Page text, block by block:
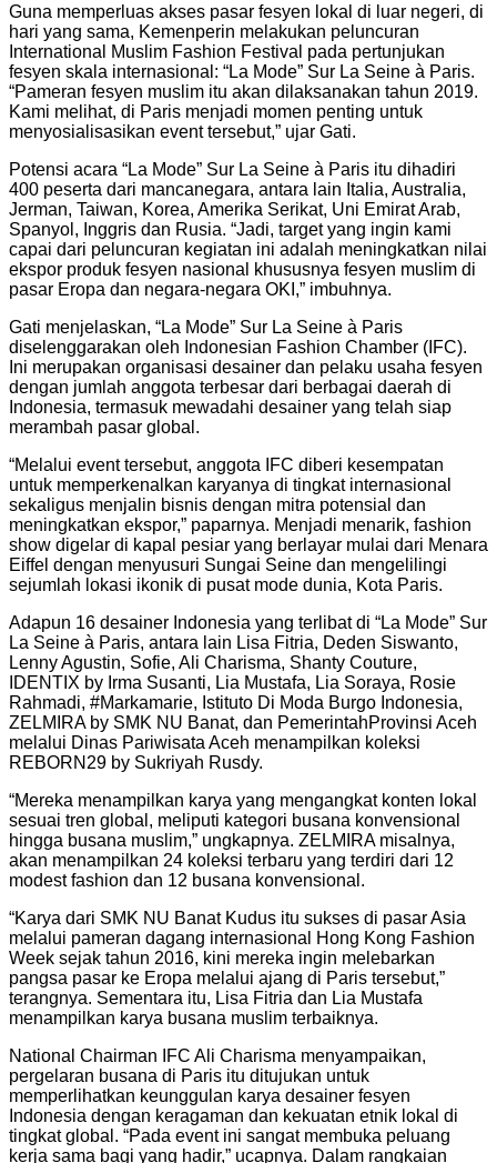
Guna memperluas akses pasar fesyen lokal di luar negeri, di
hari yang sama, Kemenperin melakukan peluncuran
International Muslim Fashion Festival pada pertunjukan
fesyen skala internasional: “La Mode” Sur La Seine à Paris.
“Pameran fesyen muslim itu akan dilaksanakan tahun 2019.
Kami melihat, di Paris menjadi momen penting untuk
menyosialisasikan event tersebut,” ujar Gati.
Potensi acara “La Mode” Sur La Seine à Paris itu dihadiri
400 peserta dari mancanegara, antara lain Italia, Australia,
Jerman, Taiwan, Korea, Amerika Serikat, Uni Emirat Arab,
Spanyol, Inggris dan Rusia. “Jadi, target yang ingin kami
capai dari peluncuran kegiatan ini adalah meningkatkan nilai
ekspor produk fesyen nasional khususnya fesyen muslim di
pasar Eropa dan negara-negara OKI,” imbuhnya.
Gati menjelaskan, “La Mode” Sur La Seine à Paris
diselenggarakan oleh Indonesian Fashion Chamber (IFC).
Ini merupakan organisasi desainer dan pelaku usaha fesyen
dengan jumlah anggota terbesar dari berbagai daerah di
Indonesia, termasuk mewadahi desainer yang telah siap
merambah pasar global.
“Melalui event tersebut, anggota IFC diberi kesempatan
untuk memperkenalkan karyanya di tingkat internasional
sekaligus menjalin bisnis dengan mitra potensial dan
meningkatkan ekspor,” paparnya. Menjadi menarik, fashion
show digelar di kapal pesiar yang berlayar mulai dari Menara
Eiffel dengan menyusuri Sungai Seine dan mengelilingi
sejumlah lokasi ikonik di pusat mode dunia, Kota Paris.
Adapun 16 desainer Indonesia yang terlibat di “La Mode” Sur
La Seine à Paris, antara lain Lisa Fitria, Deden Siswanto,
Lenny Agustin, Sofie, Ali Charisma, Shanty Couture,
IDENTIX by Irma Susanti, Lia Mustafa, Lia Soraya, Rosie
Rahmadi, #Markamarie, Istituto Di Moda Burgo Indonesia,
ZELMIRA by SMK NU Banat, dan PemerintahProvinsi Aceh
melalui Dinas Pariwisata Aceh menampilkan koleksi
REBORN29 by Sukriyah Rusdy.
“Mereka menampilkan karya yang mengangkat konten lokal
sesuai tren global, meliputi kategori busana konvensional
hingga busana muslim,” ungkapnya. ZELMIRA misalnya,
akan menampilkan 24 koleksi terbaru yang terdiri dari 12
modest fashion dan 12 busana konvensional.
“Karya dari SMK NU Banat Kudus itu sukses di pasar Asia
melalui pameran dagang internasional Hong Kong Fashion
Week sejak tahun 2016, kini mereka ingin melebarkan
pangsa pasar ke Eropa melalui ajang di Paris tersebut,”
terangnya. Sementara itu, Lisa Fitria dan Lia Mustafa
menampilkan karya busana muslim terbaiknya.
National Chairman IFC Ali Charisma menyampaikan,
pergelaran busana di Paris itu ditujukan untuk
memperlihatkan keunggulan karya desainer fesyen
Indonesia dengan keragaman dan kekuatan etnik lokal di
tingkat global. “Pada event ini sangat membuka peluang
kerja sama bagi yang hadir,” ucapnya. Dalam rangkaian